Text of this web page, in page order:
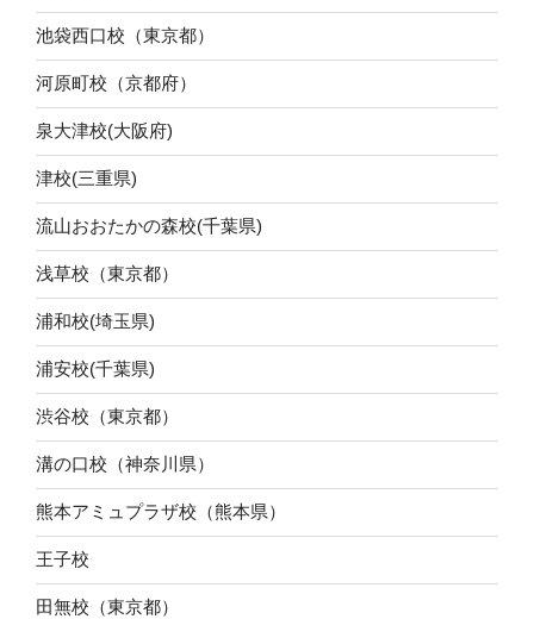
池袋西口校（東京都）
河原町校（京都府）
泉大津校(大阪府)
津校(三重県)
流山おおたかの森校(千葉県)
浅草校（東京都）
浦和校(埼玉県)
浦安校(千葉県)
渋谷校（東京都）
溝の口校（神奈川県）
熊本アミュプラザ校（熊本県）
王子校
田無校（東京都）